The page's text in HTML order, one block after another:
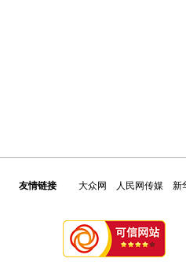
友情链接 大众网 人民网传媒 新